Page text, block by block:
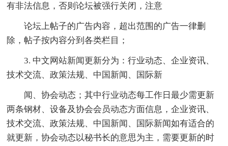
有非法信息，否则论坛被强行关闭，注意
论坛上帖子的广告内容，超出范围的广告一律删
除，帖子按内容分到各类栏目；
3. 中文网站新闻更新分为：行业动态、企业资讯、
技术交流、政策法规、中国新闻、国际新
闻、协会动态；其中行业动态每工作日最少需更新
两条钢材、设备及协会会员动态方面信息，企业资讯、
技术交流、政策法规、中国新闻、国际新闻如有适合的
就更新，协会动态以秘书长的意思为主，需要更新的时